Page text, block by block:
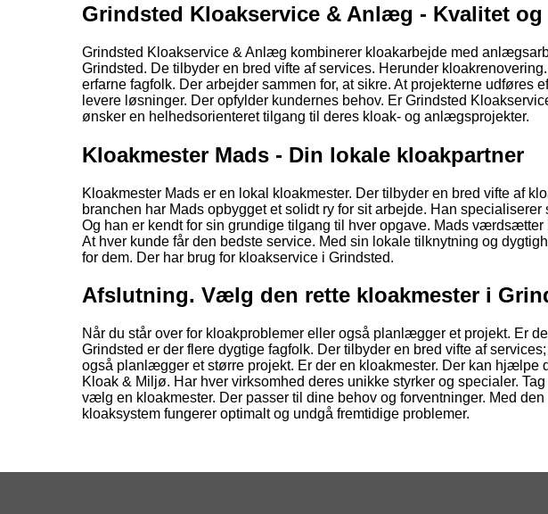
Grindsted Kloakservice & Anlæg - Kvalitet
Grindsted Kloakservice & Anlæg kombinerer kloakarbejde med
Grindsted. De tilbyder en bred vifte af services. Herunder
erfarne fagfolk. Der arbejder sammen for, at sikre. At projekterne udføres
levere løsninger. Der opfylder kundernes behov. Er Grindsted
ønsker en helhedsorienteret tilgang til deres kloak- og anlægsprojekter.
Kloakmester Mads - Din lokale kloakpartner
Kloakmester Mads er en lokal kloakmester. Der tilbyder en bred vifte af
branchen har Mads opbygget et solidt ry for sit arbejde. Han
Og han er kendt for sin grundige tilgang til hver opgave. Mads
At hver kunde får den bedste service. Med sin lokale tilknytning og
for dem. Der har brug for kloakservice i Grindsted.
Afslutning. Vælg den rette kloakmester i
Når du står over for kloakproblemer eller også planlægger et projekt. Er
Grindsted er der flere dygtige fagfolk. Der tilbyder en bred vifte af
også planlægger et større projekt. Er der en kloakmester. Der kan hjælpe
Kloak & Miljø. Har hver virksomhed deres unikke styrker og specialer.
vælg en kloakmester. Der passer til dine behov og forventninger. Med
kloaksystem fungerer optimalt og undgå fremtidige problemer.